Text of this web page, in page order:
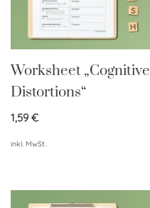
Worksheet „Cognitive
Distortions“
1,59€
inkl. MwSt.